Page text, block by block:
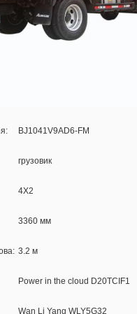
BJ1041V9AD6-FM
грузовик
4X2
3360 мм
3.2 м
Power in the cloud D20TCIF1
Wan Li Yang WLY5G32